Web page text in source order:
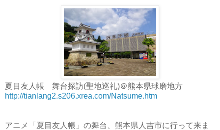
夏目友人帳 舞台探訪(聖地巡礼)＠熊本県球磨地方
http://tianlang2.s206.xrea.com/Natsume.htm
アニメ「夏目友人帳」の舞台、熊本県人吉市に行って来ま